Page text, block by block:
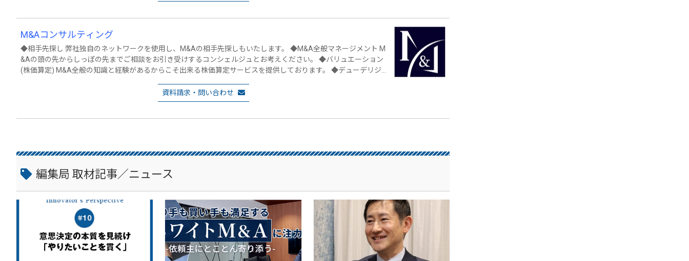
M&Aコンサルティング
◆相手先探し 弊社独自のネットワークを使用し、M&Aの相手先探しもいたします。 ◆M&A全般マネージメント M
&Aの頭の先からしっぽの先までご相談をお引き受けするコンシェルジュとお考えください。 ◆バリュエーション
(株価算定) M&A全般の知識と経験があるからこそ出来る株価算定サービスを提供しております。 ◆デューデリジ
財務・税務・法務の知識経験はもとより、財政能力、候補先の情報収集能力、交渉能力、買収後の統合能力など、
成功までには総合的な実力が試されます。弊社では、相手先の検討や交渉、スキーム検討、買収後の統合などM&
資料請求・問い合わせ
編集局 取材記事／ニュース